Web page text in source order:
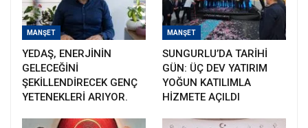
MANŞET
YEDAŞ, ENERJİNİN
GELECEĞİNİ
ŞEKİLLENDİRECEK GENÇ
YETENEKLERİ ARIYOR.
MANŞET
SUNGURLU’DA TARİHİ
GÜN: ÜÇ DEV YATIRIM
YOĞUN KATILIMLA
HİZMETE AÇILDI